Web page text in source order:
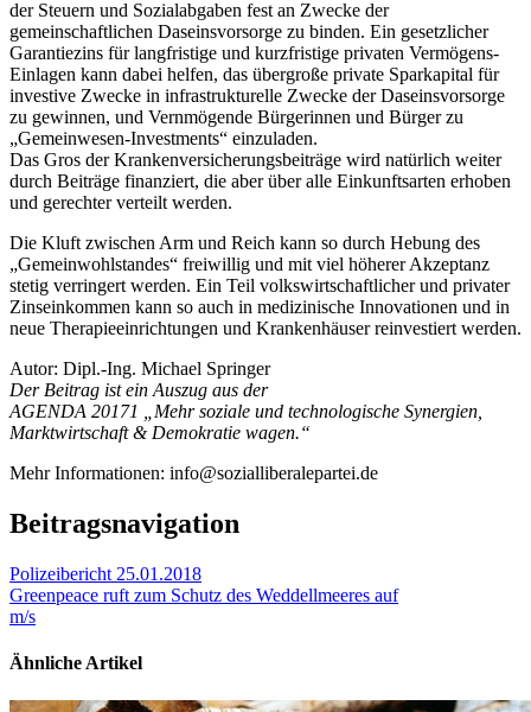
der Steuern und Sozialabgaben fest an Zwecke der
gemeinschaftlichen Daseinsvorsorge zu binden. Ein gesetzlicher
Garantiezins für langfristige und kurzfristige privaten Vermögens-
Einlagen kann dabei helfen, das übergroße private Sparkapital für
investive Zwecke in infrastrukturelle Zwecke der Daseinsvorsorge
zu gewinnen, und Vernmögende Bürgerinnen und Bürger zu
„Gemeinwesen-Investments“ einzuladen.
Das Gros der Krankenversicherungsbeiträge wird natürlich weiter
durch Beiträge finanziert, die aber über alle Einkunftsarten erhoben
und gerechter verteilt werden.
Die Kluft zwischen Arm und Reich kann so durch Hebung des
„Gemeinwohlstandes“ freiwillig und mit viel höherer Akzeptanz
stetig verringert werden. Ein Teil volkswirtschaftlicher und privater
Zinseinkommen kann so auch in medizinische Innovationen und in
neue Therapieeinrichtungen und Krankenhäuser reinvestiert werden.
Autor: Dipl.-Ing. Michael Springer
Der Beitrag ist ein Auszug aus der
AGENDA 20171 „Mehr soziale und technologische Synergien,
Marktwirtschaft & Demokratie wagen.“
Mehr Informationen: info@sozialliberalepartei.de
Beitragsnavigation
Polizeibericht 25.01.2018
Greenpeace ruft zum Schutz des Weddellmeeres auf
m/s
Ähnliche Artikel